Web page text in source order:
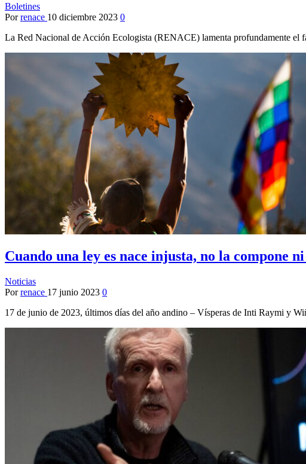
Boletines
Por renace 10 diciembre 2023 0
La Red Nacional de Acción Ecologista (RENACE) lamenta profundamente
Cuando una ley es nace injusta, no la compone
Noticias
Por renace 17 junio 2023 0
17 de junio de 2023, últimos días del año andino – Vísperas de Inti Raymi y